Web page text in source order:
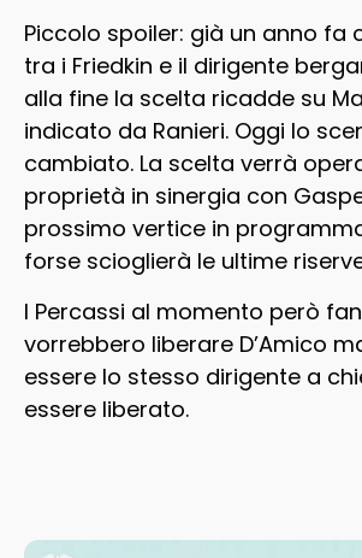
Piccolo spoiler: già un anno fa
tra i Friedkin e il dirigente
alla fine la scelta ricadde su
indicato da Ranieri. Oggi lo
cambiato. La scelta verrà
proprietà in sinergia con
prossimo vertice in
forse scioglierà le ultime
I Percassi al momento però
vorrebbero liberare D’Amico
essere lo stesso dirigente a
essere liberato.